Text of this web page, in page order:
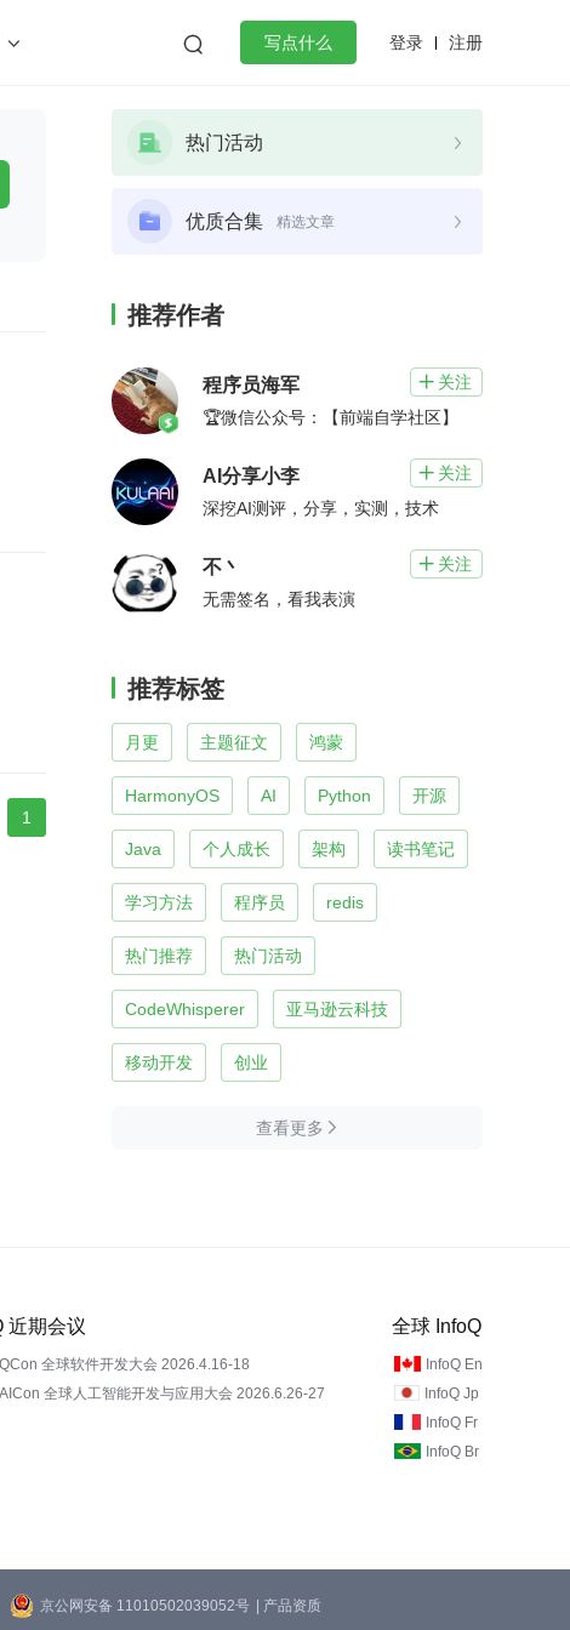
  写点什么 登录 注册
1
热门活动
优质合集 精选文章
推荐作者
程序员海军  关注
🏆微信公众号：【前端自学社区】
AI分享小李  关注
深挖AI测评，分享，实测，技术
不丶  关注
无需签名，看我表演
推荐标签
月更 主题征文 鸿蒙
HarmonyOS AI Python 开源
Java 个人成长 架构 读书笔记
学习方法 程序员 redis
热门推荐 热门活动
CodeWhisperer 亚马逊云科技
移动开发 创业
查看更多 
近期会议
全球软件开发大会 2026.4.16-18
全球人工智能开发与应用大会 2026.6.26-27
全球 InfoQ
InfoQ En
InfoQ Jp
InfoQ Fr
InfoQ Br
京公网安备 11010502039052号 | 产品资质